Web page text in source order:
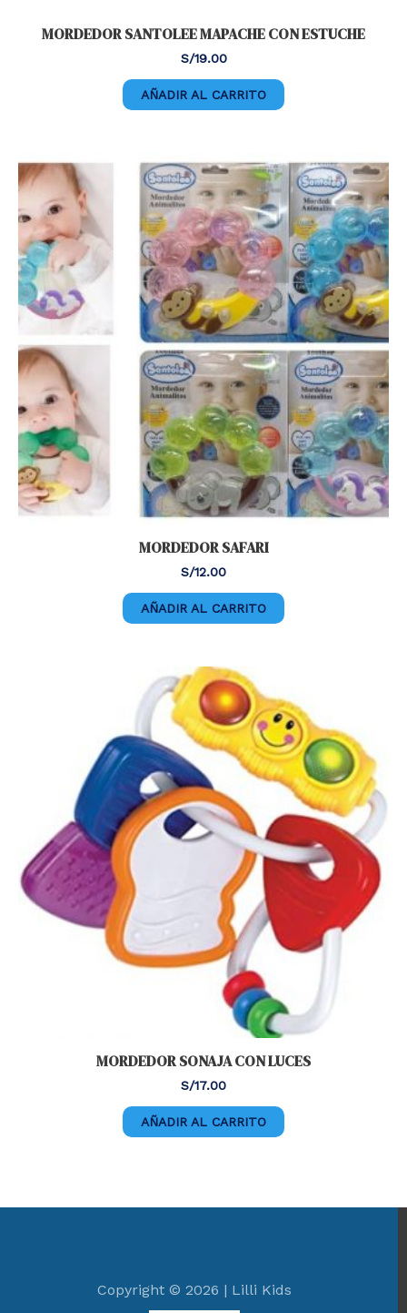
MORDEDOR SANTOLEE MAPACHE CON ESTUCHE
S/19.00
AÑADIR AL CARRITO
MORDEDOR SAFARI
S/12.00
AÑADIR AL CARRITO
MORDEDOR SONAJA CON LUCES
S/17.00
AÑADIR AL CARRITO
Copyright © 2026 | Lilli Kids